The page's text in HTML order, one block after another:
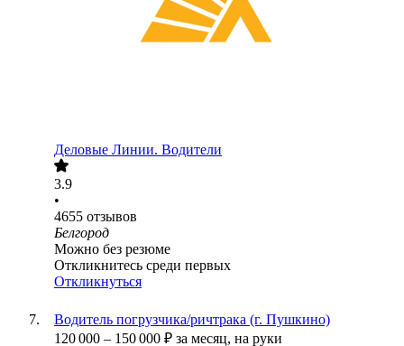
Деловые Линии. Водители
3.9
•
4655 отзывов
Белгород
Можно без резюме
Откликнитесь среди первых
Откликнуться
Водитель погрузчика/ричтрака (г. Пушкино)
120 000 – 150 000 ₽ за месяц, на руки